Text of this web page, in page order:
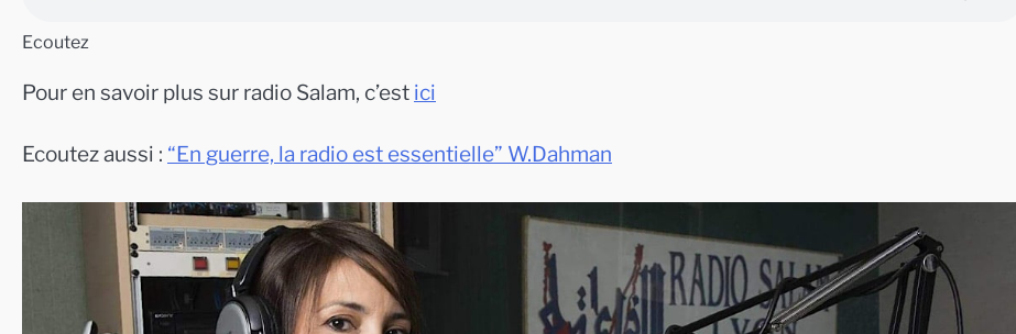
Ecoutez
Pour en savoir plus sur radio Salam, c’est ici
Ecoutez aussi : “En guerre, la radio est essentielle” W.Dahman